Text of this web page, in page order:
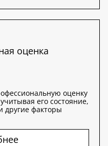
оценка
оценку
его состояние,
другие факторы